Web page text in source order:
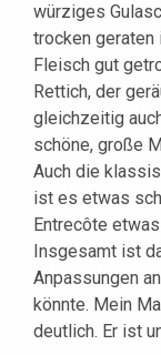
würziges
trocken geraten
Fleisch gut
Rettich, der
gleichzeitig
schöne, große
Auch die
ist es etwas
Entrecôte
Insgesamt ist
Anpassungen
könnte. Mein
deutlich. Er ist